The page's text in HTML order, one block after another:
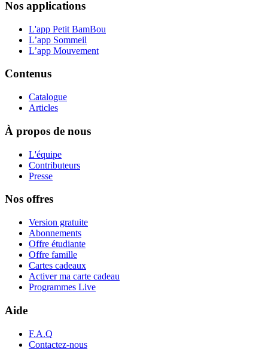
Nos applications
L'app Petit BamBou
L’app Sommeil
L’app Mouvement
Contenus
Catalogue
Articles
À propos de nous
L'équipe
Contributeurs
Presse
Nos offres
Version gratuite
Abonnements
Offre étudiante
Offre famille
Cartes cadeaux
Activer ma carte cadeau
Programmes Live
Aide
F.A.Q
Contactez-nous